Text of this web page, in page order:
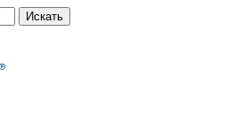
Искать